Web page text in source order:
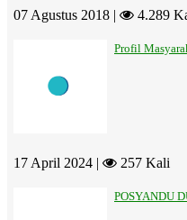
07 Agustus 2018 | 4.289
Profil
17 April 2024 | 257 Kali
POSYANDU